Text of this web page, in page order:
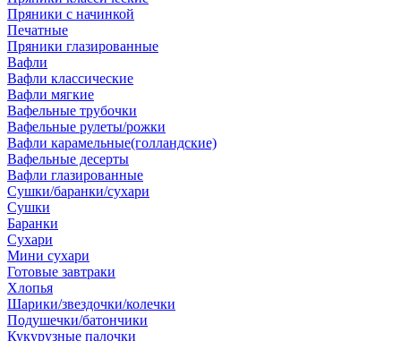
Пряники с начинкой
Печатные
Пряники глазированные
Вафли
Вафли классические
Вафли мягкие
Вафельные трубочки
Вафельные рулеты/рожки
Вафли карамельные(голландские)
Вафельные десерты
Вафли глазированные
Сушки/баранки/сухари
Сушки
Баранки
Сухари
Мини сухари
Готовые завтраки
Хлопья
Шарики/звездочки/колечки
Подушечки/батончики
Кукурузные палочки